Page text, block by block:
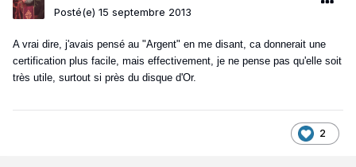
Posté(e) 15 septembre 2013
A vrai dire, j'avais pensé au "Argent" en me disant, ca donnerait une
certification plus facile, mais effectivement, je ne pense pas qu'elle soit
très utile, surtout si près du disque d'Or.
2